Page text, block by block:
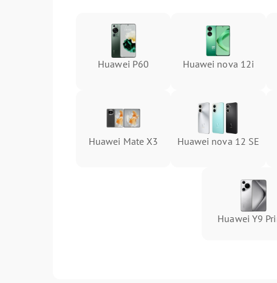
Huawei P60 Huawei nova 12i
Huawei Mate X3 Huawei nova 12 SE
Huawei Y9